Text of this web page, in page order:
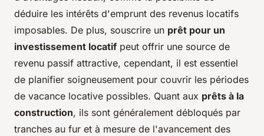
déduire les intérêts d'emprunt des revenus locatifs
imposables. De plus, souscrire un prêt pour un
investissement locatif peut offrir une source de
revenu passif attractive, cependant, il est essentiel
de planifier soigneusement pour couvrir les périodes
de vacance locative possibles. Quant aux prêts à la
construction, ils sont généralement débloqués par
tranches au fur et à mesure de l'avancement des